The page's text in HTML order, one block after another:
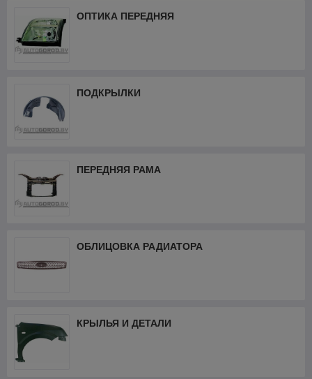
ОПТИКА ПЕРЕДНЯЯ
ПОДКРЫЛКИ
ПЕРЕДНЯЯ РАМА
ОБЛИЦОВКА РАДИАТОРА
КРЫЛЬЯ И ДЕТАЛИ